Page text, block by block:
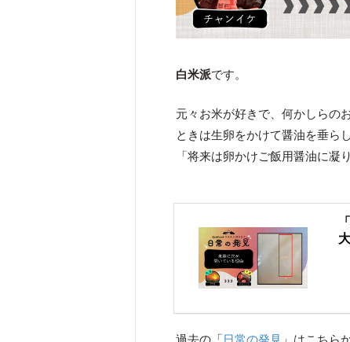
白米派です。
元々お米が好きで、何かしらの
ときは生卵をかけて醤油を垂ら
「将来は卵かけご飯用醤油に凝
過去の「日常の発見 」はこちら